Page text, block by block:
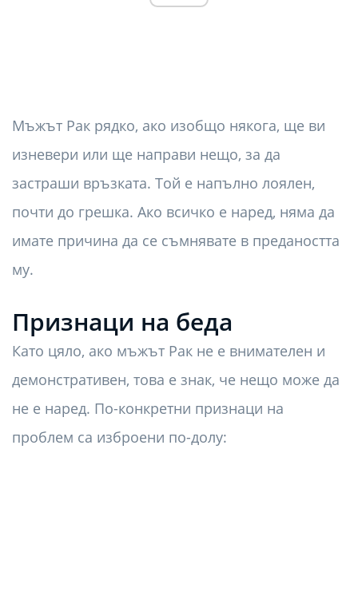
Мъжът Рак рядко, ако изобщо някога, ще ви
изневери или ще направи нещо, за да
застраши връзката. Той е напълно лоялен,
почти до грешка. Ако всичко е наред, няма да
имате причина да се съмнявате в предаността
му.
Признаци на беда
Като цяло, ако мъжът Рак не е внимателен и
демонстративен, това е знак, че нещо може да
не е наред. По-конкретни признаци на
проблем са изброени по-долу: